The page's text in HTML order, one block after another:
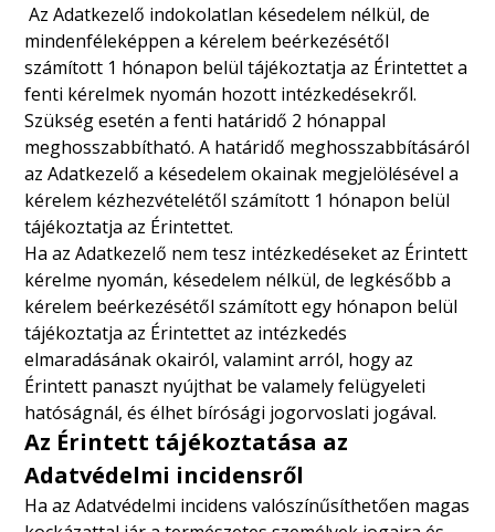
Az Adatkezelő indokolatlan késedelem nélkül, de
mindenféleképpen a kérelem beérkezésétől
számított 1 hónapon belül tájékoztatja az Érintettet a
fenti kérelmek nyomán hozott intézkedésekről.
Szükség esetén a fenti határidő 2 hónappal
meghosszabbítható. A határidő meghosszabbításáról
az Adatkezelő a késedelem okainak megjelölésével a
kérelem kézhezvételétől számított 1 hónapon belül
tájékoztatja az Érintettet.
Ha az Adatkezelő nem tesz intézkedéseket az Érintett
kérelme nyomán, késedelem nélkül, de legkésőbb a
kérelem beérkezésétől számított egy hónapon belül
tájékoztatja az Érintettet az intézkedés
elmaradásának okairól, valamint arról, hogy az
Érintett panaszt nyújthat be valamely felügyeleti
hatóságnál, és élhet bírósági jogorvoslati jogával.
Az Érintett tájékoztatása az
Adatvédelmi incidensről
Ha az Adatvédelmi incidens valószínűsíthetően magas